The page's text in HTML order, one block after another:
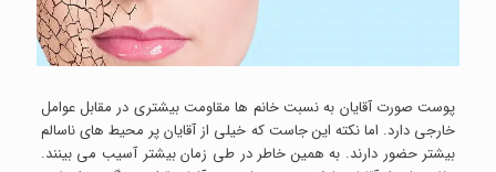
پوست صورت آقایان به نسبت خانم ها مقاومت بیشتری در مقابل عوامل
خارجی دارد. اما نکته این جاست که خیلی از آقایان پر محیط های ناسالم
بیشتر حضور دارند. به همین خاطر در طی زمان بیشتر آسیب می بینند.